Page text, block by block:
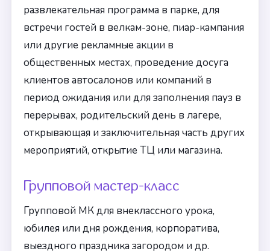
развлекательная программа в парке, для
встречи гостей в велкам-зоне, пиар-кампания
или другие рекламные акции в
общественных местах, проведение досуга
клиентов автосалонов или компаний в
период ожидания или для заполнения пауз в
перерывах, родительский день в лагере,
открывающая и заключительная часть других
мероприятий, открытие ТЦ или магазина.
Групповой мастер-класс
Групповой МК для внеклассного урока,
юбилея или дня рождения, корпоратива,
выездного праздника загородом и др.